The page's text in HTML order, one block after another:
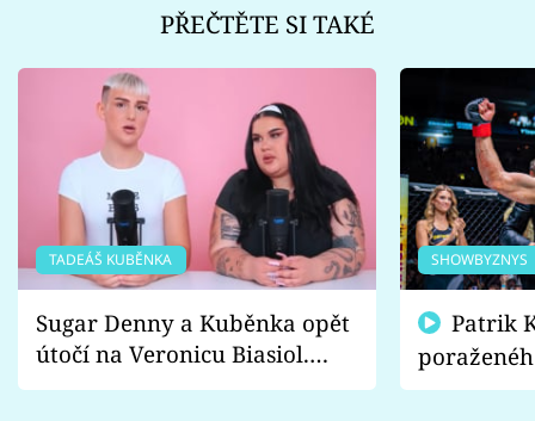
PŘEČTĚTE SI TAKÉ
TADEÁŠ KUBĚNKA
Sugar Denny a Kuběnka opět
útočí na Veronicu Biasiol.
Proč je podle nich falešná a
SHOWBYZNYS
fanoušci